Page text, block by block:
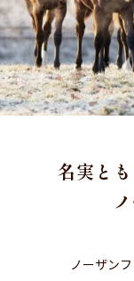
名実と
ノーザン